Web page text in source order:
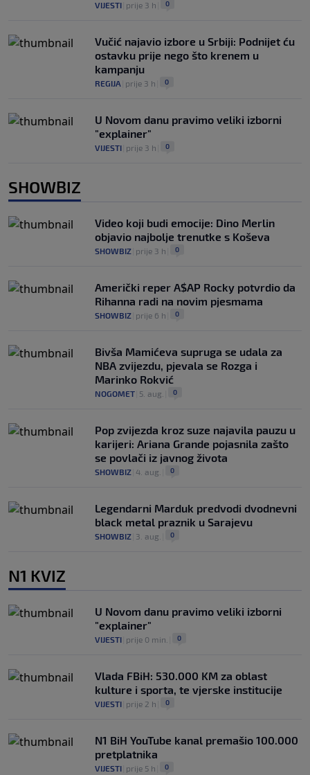
VIJESTI prije 3 h 0
Vučić najavio izbore u Srbiji: Podnijet ću
ostavku prije nego što krenem u
kampanju
REGIJA prije 3 h 0
U Novom danu pravimo veliki izborni
"explainer"
VIJESTI prije 3 h 0
SHOWBIZ
Video koji budi emocije: Dino Merlin
objavio najbolje trenutke s Koševa
SHOWBIZ prije 3 h 0
Američki reper A$AP Rocky potvrdio da
Rihanna radi na novim pjesmama
SHOWBIZ prije 6 h 0
Bivša Mamićeva supruga se udala za
NBA zvijezdu, pjevala se Rozga i
Marinko Rokvić
NOGOMET 5. aug. 0
Pop zvijezda kroz suze najavila pauzu u
karijeri: Ariana Grande pojasnila zašto
se povlači iz javnog života
SHOWBIZ 4. aug. 0
Legendarni Marduk predvodi dvodnevni
black metal praznik u Sarajevu
SHOWBIZ 3. aug. 0
N1 KVIZ
U Novom danu pravimo veliki izborni
"explainer"
VIJESTI prije 0 min. 0
Vlada FBiH: 530.000 KM za oblast
kulture i sporta, te vjerske institucije
VIJESTI prije 2 h 0
N1 BiH YouTube kanal premašio 100.000
pretplatnika
VIJESTI prije 5 h 0